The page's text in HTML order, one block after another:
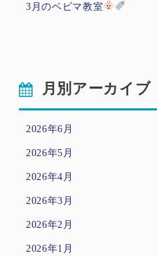
3月のベビマ教室
月別アーカイブ
2026年6月
2026年5月
2026年4月
2026年3月
2026年2月
2026年1月